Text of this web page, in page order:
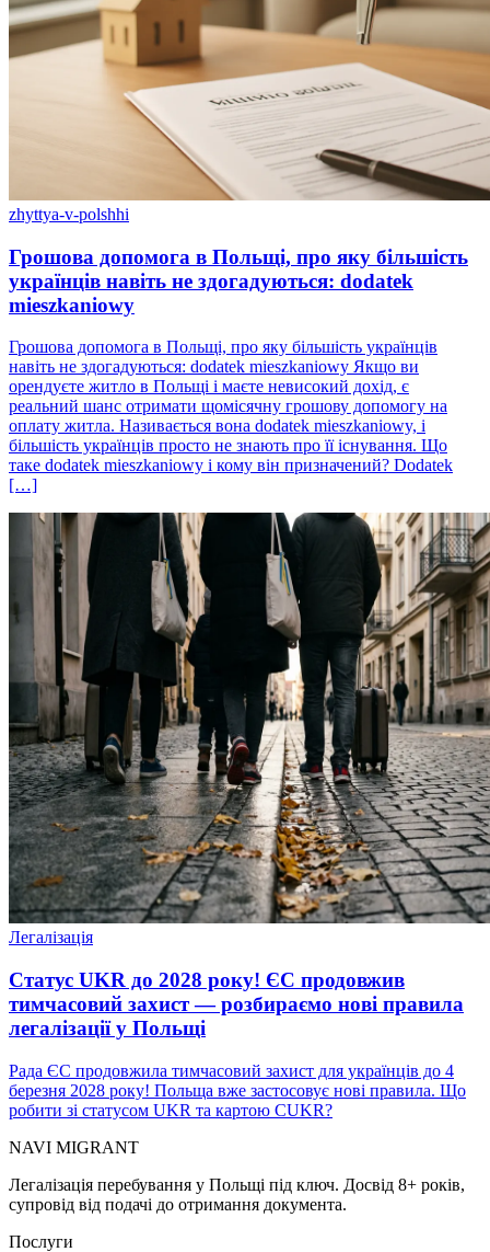
zhyttya-v-polshhi
Грошова допомога в Польщі, про яку більшість
українців навіть не здогадуються: dodatek
mieszkaniowy
Грошова допомога в Польщі, про яку більшість українців
навіть не здогадуються: dodatek mieszkaniowy Якщо ви
орендуєте житло в Польщі і маєте невисокий дохід, є
реальний шанс отримати щомісячну грошову допомогу на
оплату житла. Називається вона dodatek mieszkaniowy, і
більшість українців просто не знають про її існування. Що
таке dodatek mieszkaniowy і кому він призначений? Dodatek
[…]
Легалізація
Статус UKR до 2028 року! ЄС продовжив
тимчасовий захист — розбираємо нові правила
легалізації у Польщі
Рада ЄС продовжила тимчасовий захист для українців до 4
березня 2028 року! Польща вже застосовує нові правила. Що
робити зі статусом UKR та картою CUKR?
NAVI MIGRANT
Легалізація перебування у Польщі під ключ. Досвід 8+ років,
супровід від подачі до отримання документа.
Послуги